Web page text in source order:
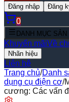
Đăng nhập
Đăng
0
DANH MỤC SẢN
Khuyến mãiVề
Nhãn hiệu
Liên hệ
Trang chủ/Danh
dụng cụ điện cơ/
cương: Các vấn